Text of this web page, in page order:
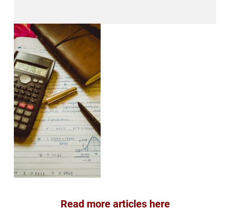
Read more articles here